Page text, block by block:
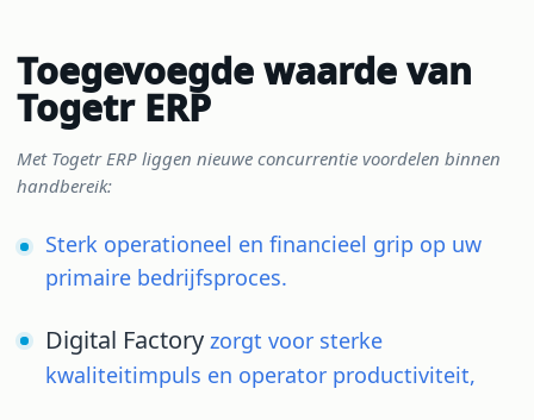
Toegevoegde waarde van
Togetr ERP
Met Togetr ERP liggen nieuwe concurrentie voordelen binnen
handbereik:
Sterk operationeel en financieel grip op uw
primaire bedrijfsproces.
Digital Factory zorgt voor sterke
kwaliteitimpuls en operator productiviteit,